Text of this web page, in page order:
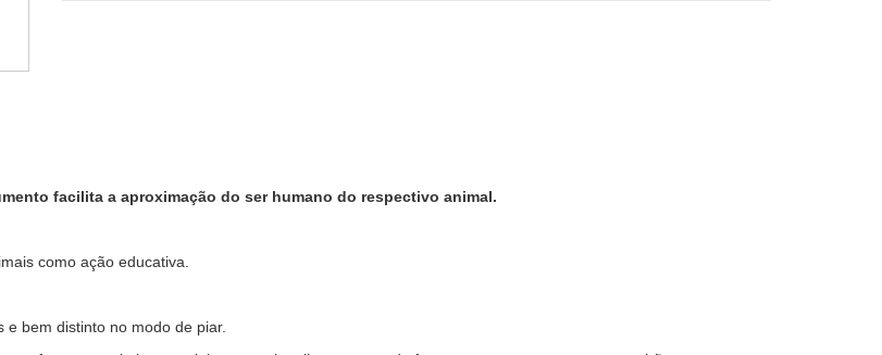
facilita a aproximação do ser humano do respectivo animal.
como ação educativa.
bem distinto no modo de piar.